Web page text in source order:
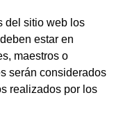
del sitio web los
estar en
maestros o
serán considerados
realizados por los